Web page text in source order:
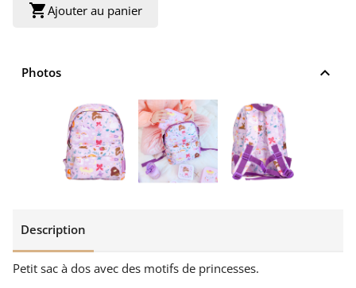
shopping_cartAjouter au panier
Photos keyboard_arrow_up
Description
Petit sac à dos avec des motifs de princesses.